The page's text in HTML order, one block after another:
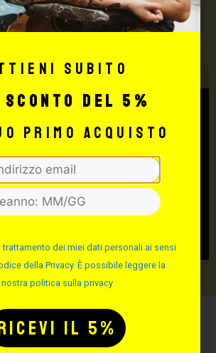
Tattoo
IL TUO
interessarti
subito
sconto del 5%
primo acquisto
dei miei dati personali ai sensi
della Privacy. È possibile leggere la
nostra politica sulla privacy